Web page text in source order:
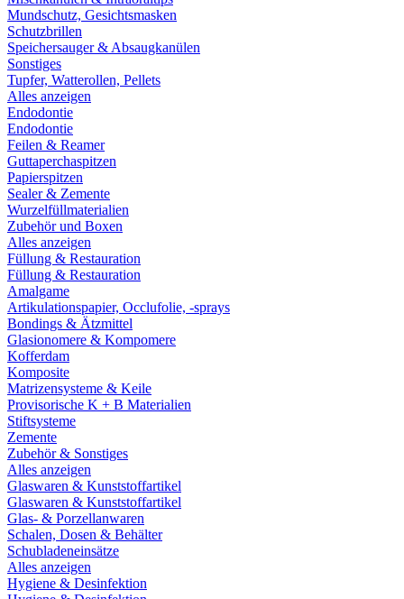
Mundschutz, Gesichtsmasken
Schutzbrillen
Speichersauger & Absaugkanülen
Sonstiges
Tupfer, Watterollen, Pellets
Alles anzeigen
Endodontie
Endodontie
Feilen & Reamer
Guttaperchaspitzen
Papierspitzen
Sealer & Zemente
Wurzelfüllmaterialien
Zubehör und Boxen
Alles anzeigen
Füllung & Restauration
Füllung & Restauration
Amalgame
Artikulationspapier, Occlufolie, -sprays
Bondings & Ätzmittel
Glasionomere & Kompomere
Kofferdam
Komposite
Matrizensysteme & Keile
Provisorische K + B Materialien
Stiftsysteme
Zemente
Zubehör & Sonstiges
Alles anzeigen
Glaswaren & Kunststoffartikel
Glaswaren & Kunststoffartikel
Glas- & Porzellanwaren
Schalen, Dosen & Behälter
Schubladeneinsätze
Alles anzeigen
Hygiene & Desinfektion